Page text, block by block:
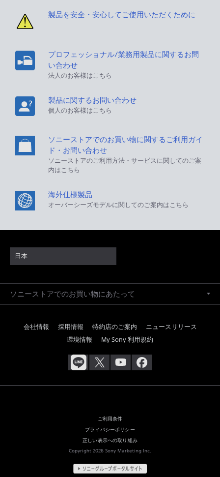
製品を安全・安心してご使用いただくために
プロフェッショナル/業務用製品に関するお問
い合わせ
法人のお客様はこちら
製品に関するお問い合わせ
個人のお客様はこちら
ソニーストアでのお買い物に関するご利用ガイ
ド・お問い合わせ
ソニーストアのご利用方法・サービスに関してのご案
内はこちら
海外仕様製品
オーバーシーズモデルに関してのご案内はこちら
日本
ソニーストアでのお買い物にあたって
会社情報 採用情報 特約店のご案内
ニュースリリース
環境情報
My Sony 利用規約
ご利用条件
プライバシーポリシー
正しい表示への取り組み
Copyright 2026 Sony Marketing Inc.